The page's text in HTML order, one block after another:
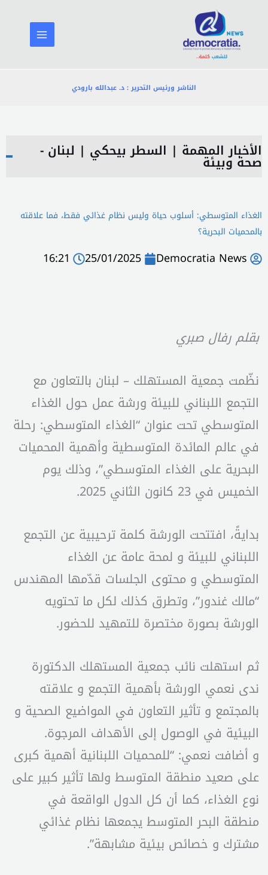
المحتوى
الناشر ورئيس التحرير : د. عبدالله بارودي
الأخبار المهمة | السطر بيحكي | لبنان -
صحة وبيئة
الغذاء المتوسطي: أسلوب حياة وليس نظام غذائي فقط، فما علاقته
بالمحميات البحرية؟
Democratia News
25/01/2025
16:21
بقلم رفال صبري
نظّمت جمعية المستهلك – لبنان بالتعاون مع
التجمع اللبناني للبيئة ورشة عمل حول الغذاء
المتوسطي تحت عنوان “الغذاء المتوسطي: رحلة
في عالم المائدة المتوسطية وأهمية المحميات
البحرية على الغذاء المتوسطي”، وذلك يوم
الخميس في 23 كانون الثاني 2025.
بدايةً، افتتحت الورشة كلمة ترحيبية عن التجمع
اللبناني للبيئة و لمحة عامة عن الغذاء
المتوسطي و محتوى الجلسات قدّمها المهندس
“مالك غندور”، وتطرق كذلك لكل ما تحتويه
الورشة بصورة مختصرة للتمهيد للحضور.
ثم استهلت نائب جمعية المستهلك الدكتورة
ندى نعمي الورشة بأهمية التجمع و علاقته
بالمجتمع و تأثير التعاون في المواضيع الصحية و
البيئية في الوصول إلى الأهداف المرجوة.
و أضافت نعمي: “للمحميات اللبنانية أهمية كبرى
على صعيد منطقة المتوسط ولها تأثير كبير على
نوع الغذاء، كما أن كل الدول الواقعة في
منطقة البحر المتوسط يجمعها نظام غذائي
مشترك و خصائص بيئية مشابهة”.